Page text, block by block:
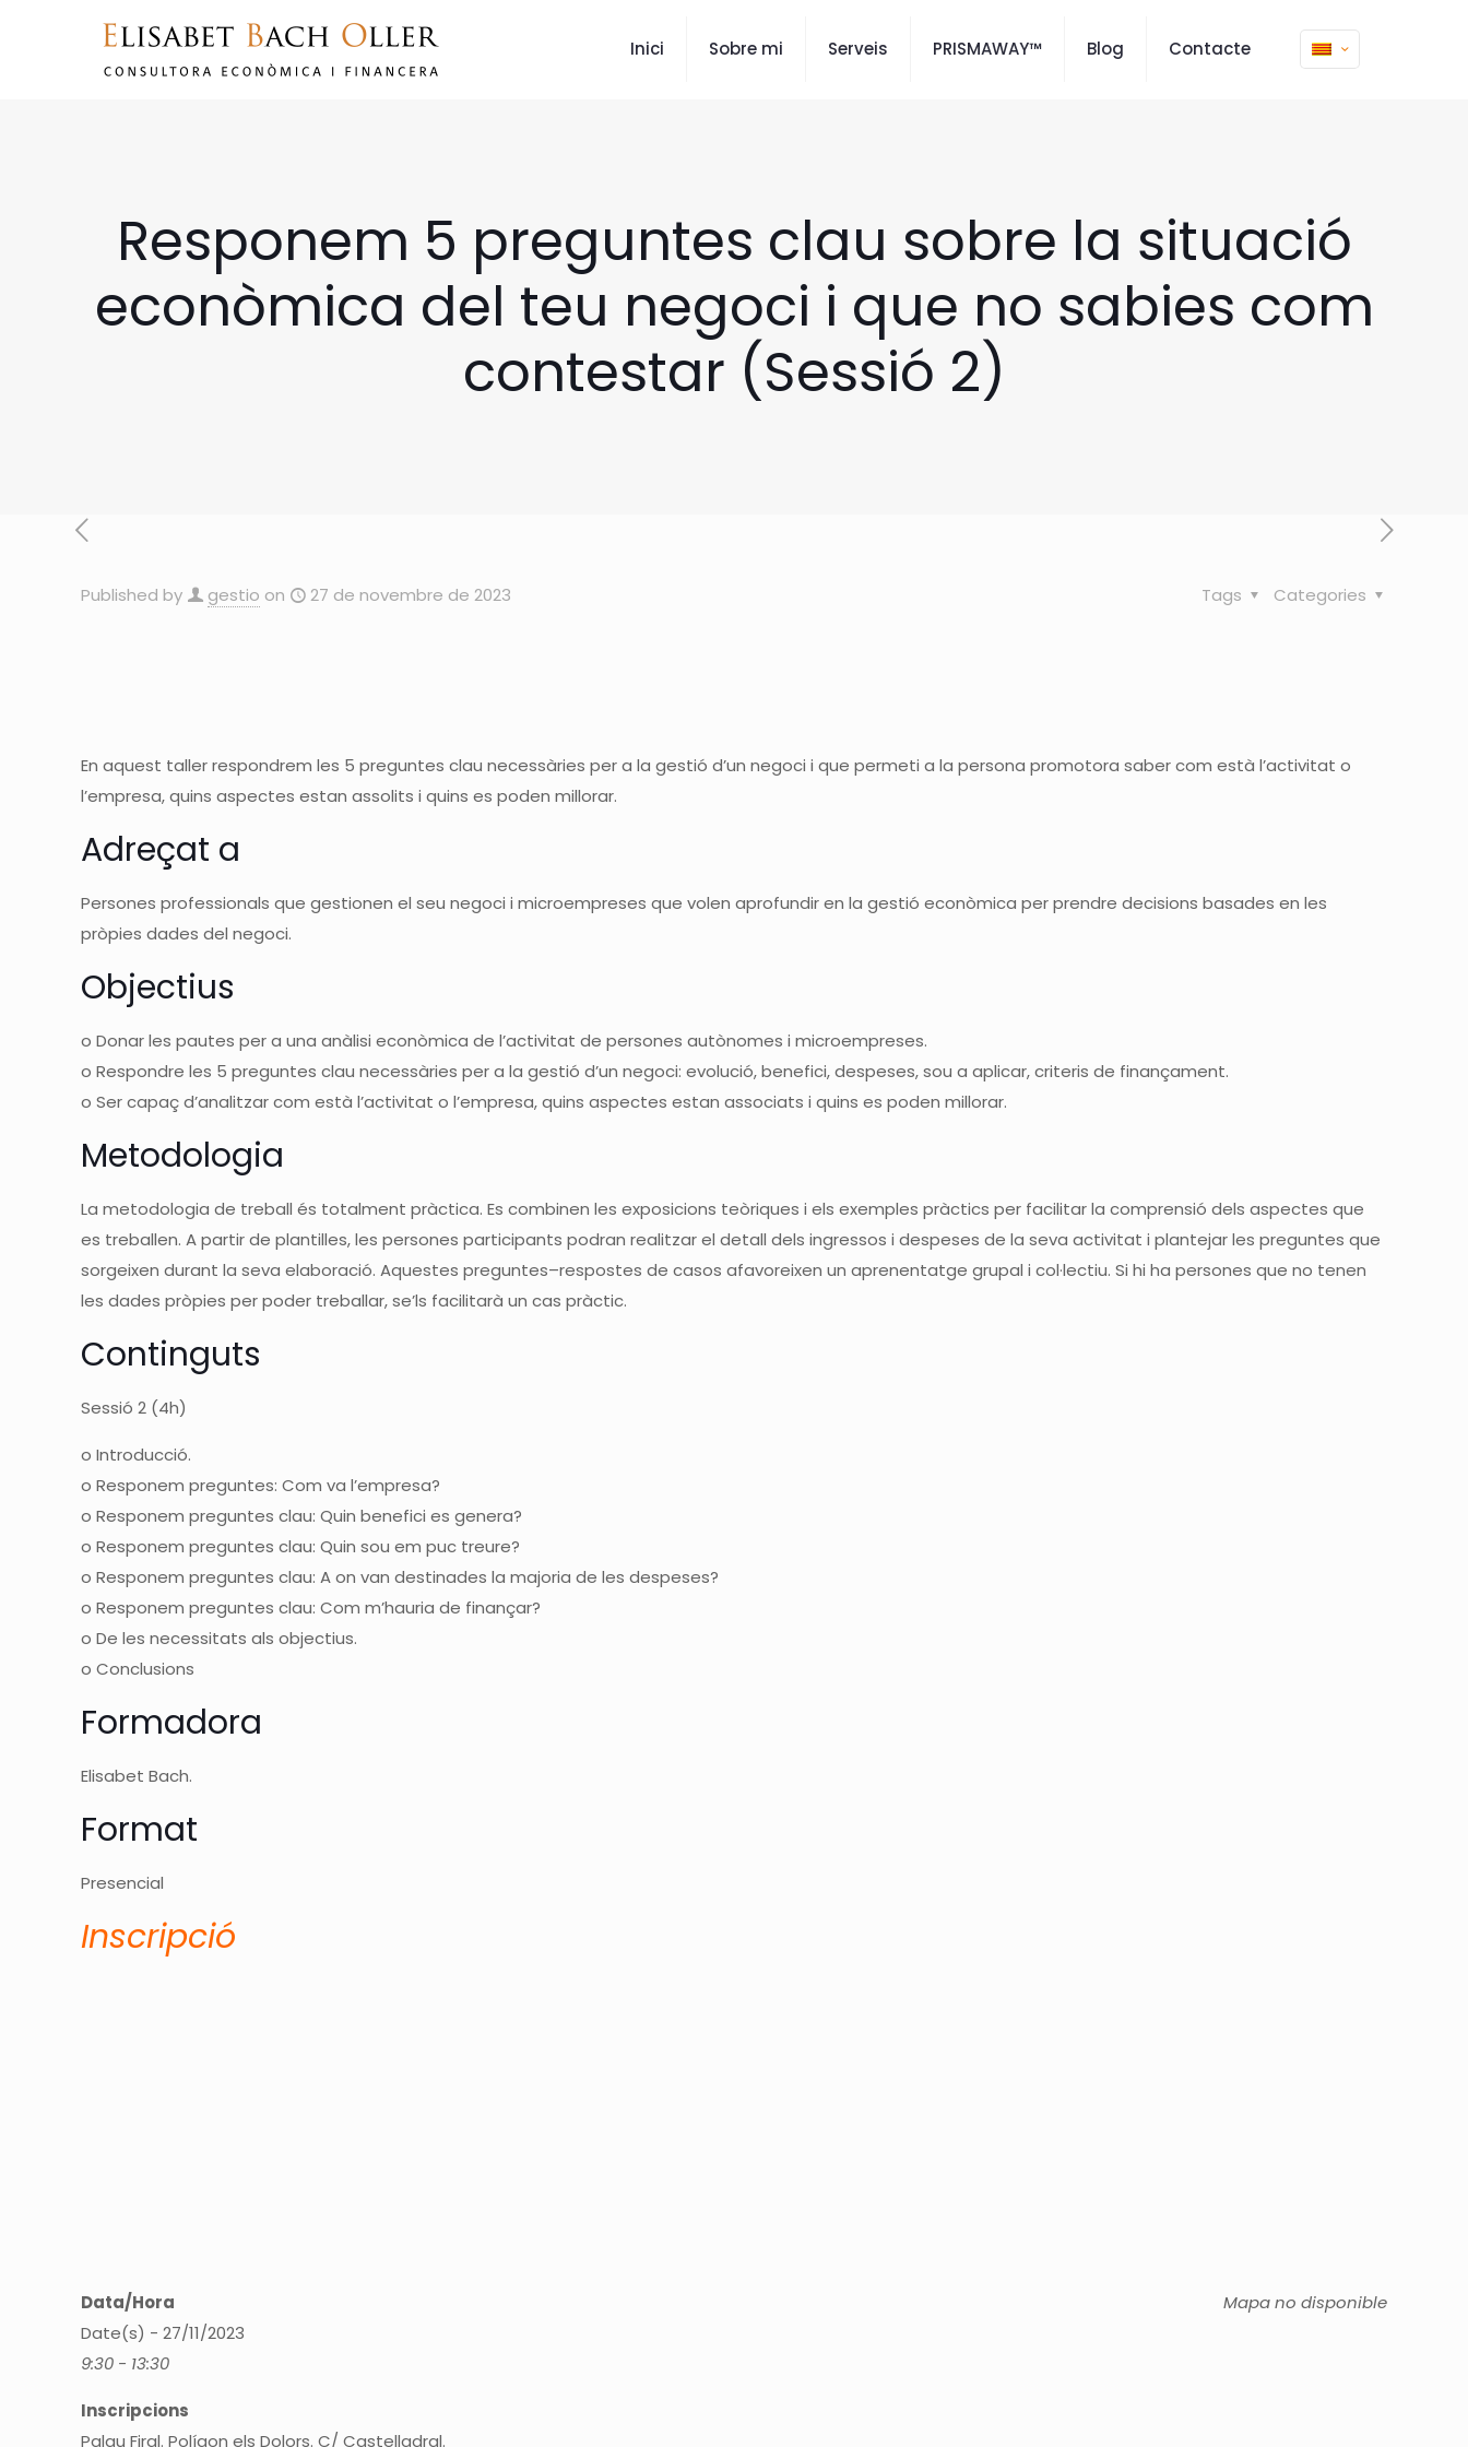
Inici Sobre mi Serveis PRISMAWAY™ Blog Contacte
Responem 5 preguntes clau sobre la situació
econòmica del teu negoci i que no sabies com
contestar (Sessió 2)
Published by gestio on 27 de novembre de 2023 Categories
Tags
En aquest taller respondrem les 5 preguntes clau necessàries per a la gestió d’un negoci i que permeti a la persona promotora saber com està l’activitat o
l’empresa, quins aspectes estan assolits i quins es poden millorar.
Adreçat a
Persones professionals que gestionen el seu negoci i microempreses que volen aprofundir en la gestióeconòmica per prendre decisions basades en les
pròpies dades del negoci.
Objectius
o Donar les pautes pera una anàlisi econòmica de l’activitat de persones autònomes i microempreses.
o Respondre les 5 preguntes clau necessàries per a la gestió d’un negoci: evolució, benefici, despeses, soua aplicar, criteris de finançament.
o Ser capaç d’analitzar com està l’activitat o l’empresa, quins aspectes estan associats i quins es podenmillorar.
Metodologia
La metodologia de treball és totalment pràctica. Es combinen les exposicions teòriques i els exemples pràcticsper facilitar la comprensió dels aspectes que
es treballen. A partir de plantilles, les persones participants podranrealitzarel detall dels ingressos i despeses de la seva activitat i plantejar les preguntes que
sorgeixen durant laseva elaboració. Aquestes preguntes–respostes de casos afavoreixen un aprenentatge grupal i col·lectiu.Si hi ha persones que no tenen
les dades pròpies per poder treballar, se’ls facilitarà un cas pràctic.
Continguts
Sessió 2 (4h)
o Introducció.
o Responem preguntes: Com va l’empresa?
o Responem preguntes clau: Quin benefici es genera?
o Responem preguntes clau: Quin sou em puc treure?
o Responem preguntes clau: A on van destinades la majoria de les despeses?
o Responem preguntes clau: Com m’hauria de finançar?
o De les necessitats als objectius.
o Conclusions
Formadora
Elisabet Bach.
Format
Presencial
Inscripció
Mapa no disponible
Data/Hora
Date(s) - 27/11/2023
9:30 - 13:30
Inscripcions
Palau Firal. Polígon els Dolors. C/ Castelladral.